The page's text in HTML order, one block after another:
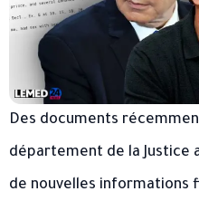
Des documents
département de la Justice
de nouvelles informations